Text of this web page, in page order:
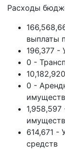
Расходы
выплаты
196,377 -
0 -
0 -
614,671 -
средств